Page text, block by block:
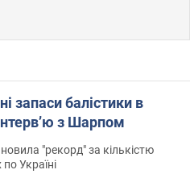
запаси балістики в
з Шарпом
"рекорд" за кількістю
Україні